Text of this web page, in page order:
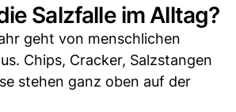
Salzfalle im Alltag?
geht von menschlichen
Chips, Cracker, Salzstangen
stehen ganz oben auf der